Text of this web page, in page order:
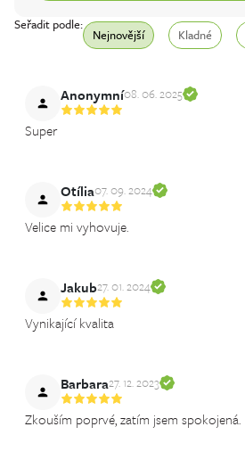
Seřadit podle:
Nejnovější Kladné
Anonymní08. 06. 2025
Super
Otília07. 09. 2024
Velice mi vyhovuje.
Jakub27. 01. 2024
Vynikající kvalita
Barbara27. 12. 2023
Zkouším poprvé, zatím jsem spokojená.